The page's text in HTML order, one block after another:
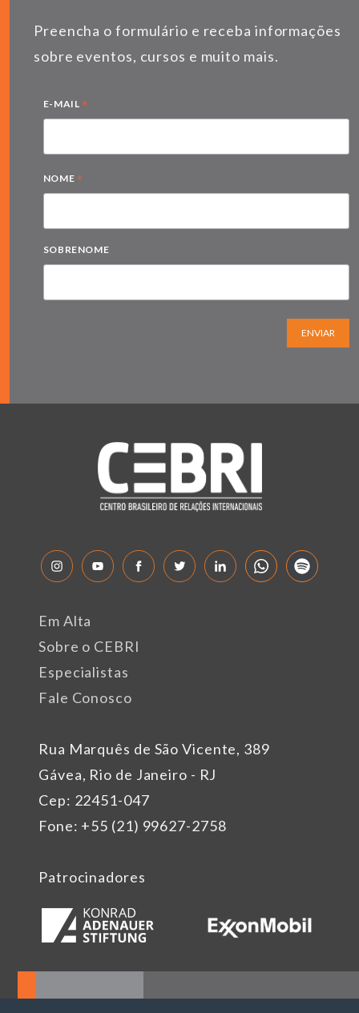
Preencha o formulário e receba informações
sobre eventos, cursos e muito mais.
E-MAIL *
NOME *
SOBRENOME
ENVIAR
Rua Marquês de São Vicente, 389
Gávea, Rio de Janeiro - RJ
Cep: 22451-047
Fone: +55 (21) 99627-2758
Em Alta
Sobre o CEBRI
Especialistas
Fale Conosco
Patrocinadores